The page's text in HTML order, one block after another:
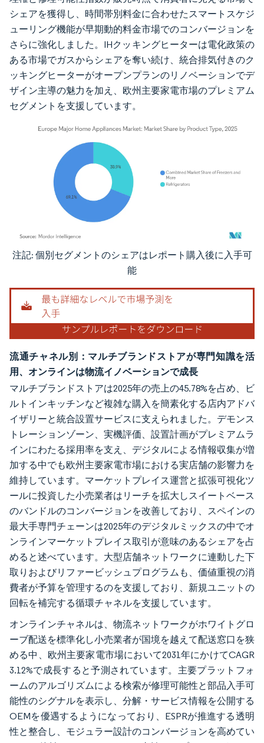
シェアを獲得し、時間帯別料金に合わせたスマートスケジ
ューリング機能が早期動的料金市場でのコンバージョンを
さらに強化しました。IHクッキングヒーターは電化政策の
ある市場でガスからシェアを奪い続け、統合排気付きのク
ッキングヒーターがオープンプランのリノベーションでデ
ザイン主導の魅力を加え、欧州主要家電市場のプレミアム
セグメントを支援しています。
画像 © Mordor Intelligence。再利用にはCC BY 4.0の表示が必要です。
注記: 個別セグメントのシェアはレポート購入後に入手可
能
流通チャネル別：マルチブランドストアが専門知識を活
用、オンラインは物流イノベーションで成長
マルチブランドストアは2025年の売上の45.78%を占め、ビ
ルトインキッチンなど複雑な購入を簡素化する店内アドバ
イザリーと統合設置サービスに支えられました。デモンス
トレーションゾーン、実機評価、設置計画がプレミアムラ
インにわたる採用率を支え、デジタルによる情報収集が増
加する中でも欧州主要家電市場における実店舗の影響力を
維持しています。マーケットプレイス運営と拡張可視化ツ
ールに投資した小売業者はリーチを拡大しスイートベース
のバンドルのコンバージョンを改善しており、スペインの
最大手専門チェーンは2025年のデジタルミックスの中でオ
ンラインマーケットプレイス取引が意味のあるシェアを占
めると述べています。大型店舗ネットワークに連動した下
取りおよびリファービッシュプログラムも、価値重視の消
費者が予算を管理するのを支援しており、新規ユニットの
回転を補完する循環チャネルを支援しています。
オンラインチャネルは、物流ネットワークがホワイトグロ
ーブ配送を標準化し小売業者が国境を越えて配送窓口を狭
める中、欧州主要家電市場において2031年にかけてCAGR
3.12%で成長すると予測されています。主要プラットフォ
ームのアルゴリズムによる検索が修理可能性と部品入手可
能性のシグナルを表示し、分解・サービス情報を公開する
OEMを優遇するようになっており、ESPRが推進する透明
性と整合し、モジュラー設計のコンバージョンを高めてい